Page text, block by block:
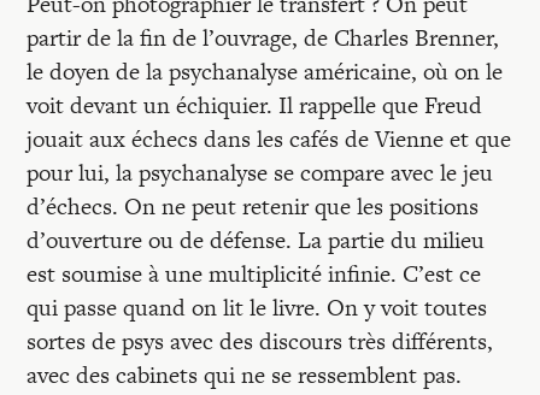
partir de la fin de l’ouvrage, de Charles Brenner,
le doyen de la psychanalyse américaine, où on le
voit devant un échiquier. Il rappelle que Freud
jouait aux échecs dans les cafés de Vienne et que
pour lui, la psychanalyse se compare avec le jeu
d’échecs. On ne peut retenir que les positions
d’ouverture ou de défense. La partie du milieu
est soumise à une multiplicité infinie. C’est ce
qui passe quand on lit le livre. On y voit toutes
sortes de psys avec des discours très différents,
avec des cabinets qui ne se ressemblent pas.